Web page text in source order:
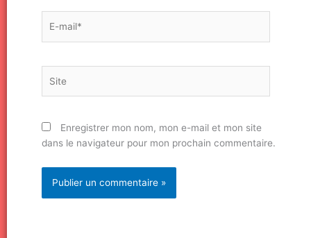
mail*
Enregistrer mon nom, mon e-mail et mon site
dans le navigateur pour mon prochain commentaire.